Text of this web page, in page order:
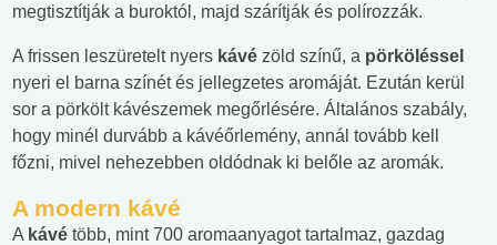
megtisztítják a buroktól, majd szárítják és polírozzák.
A frissen leszüretelt nyers kávé zöld színű, a pörköléssel
nyeri el barna színét és jellegzetes aromáját. Ezután kerül
sor a pörkölt kávészemek megőrlésére. Általános szabály,
hogy minél durvább a kávéőrlemény, annál tovább kell
főzni, mivel nehezebben oldódnak ki belőle az aromák.
A modern kávé
A kávé több, mint 700 aromaanyagot tartalmaz, gazdag